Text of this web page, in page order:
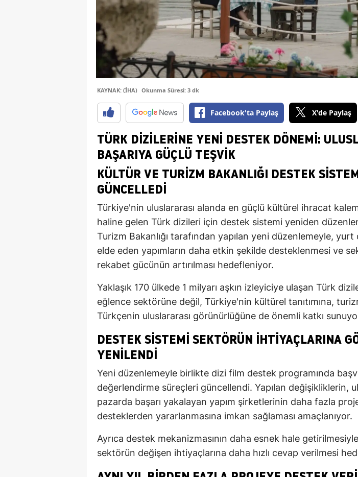
KAYNAK: (İHA) Okunma Süresi: 3 dk
Facebook'ta Paylaş X'de Paylaş
TÜRK DIZILERINE YENI DESTEK DÖNEMI:
BAŞARIYA GÜÇLÜ TEŞVIK
KÜLTÜR VE TURIZM BAKANLIĞI DESTEK
GÜNCELLEDI
Türkiye'nin uluslararası alanda en güçlü kültürel ihracat
haline gelen Türk dizileri için destek sistemi yeniden
Turizm Bakanlığı tarafından yapılan yeni düzenlemeyle, yurt
elde eden yapımların daha etkin şekilde desteklenmesi ve
rekabet gücünün artırılması hedefleniyor.
Yaklaşık 170 ülkede 1 milyarı aşkın izleyiciye ulaşan Türk
eğlence sektörüne değil, Türkiye'nin kültürel tanıtımına,
Türkçenin uluslararası görünürlüğüne de önemli katkı
DESTEK SISTEMI SEKTÖRÜN IHTIYAÇLARINA
YENILENDI
Yeni düzenlemeyle birlikte dizi film destek programında
değerlendirme süreçleri güncellendi. Yapılan değişikliklerin,
pazarda başarı yakalayan yapım şirketlerinin daha fazla
desteklerden yararlanmasına imkan sağlaması amaçlanıyor.
Ayrıca destek mekanizmasının daha esnek hale
sektörün değişen ihtiyaçlarına daha hızlı cevap verilmesi